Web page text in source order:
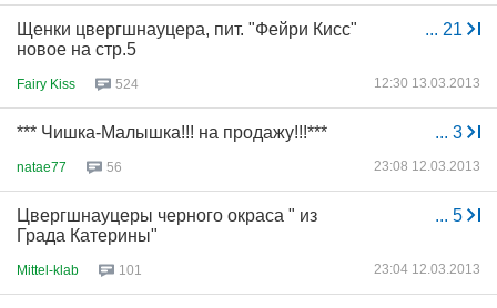
... 21
Щенки цвергшнауцера, пит. "Фейри Кисс"
новое на стр.5
Fairy Kiss 524 12:30 13.03.2013
... 3
*** Чишка-Малышка!!! на продажу!!!***
natae77 56 23:08 12.03.2013
... 5
Цвергшнауцеры черного окраса " из
Града Катерины"
Mittel-klab 101 23:04 12.03.2013